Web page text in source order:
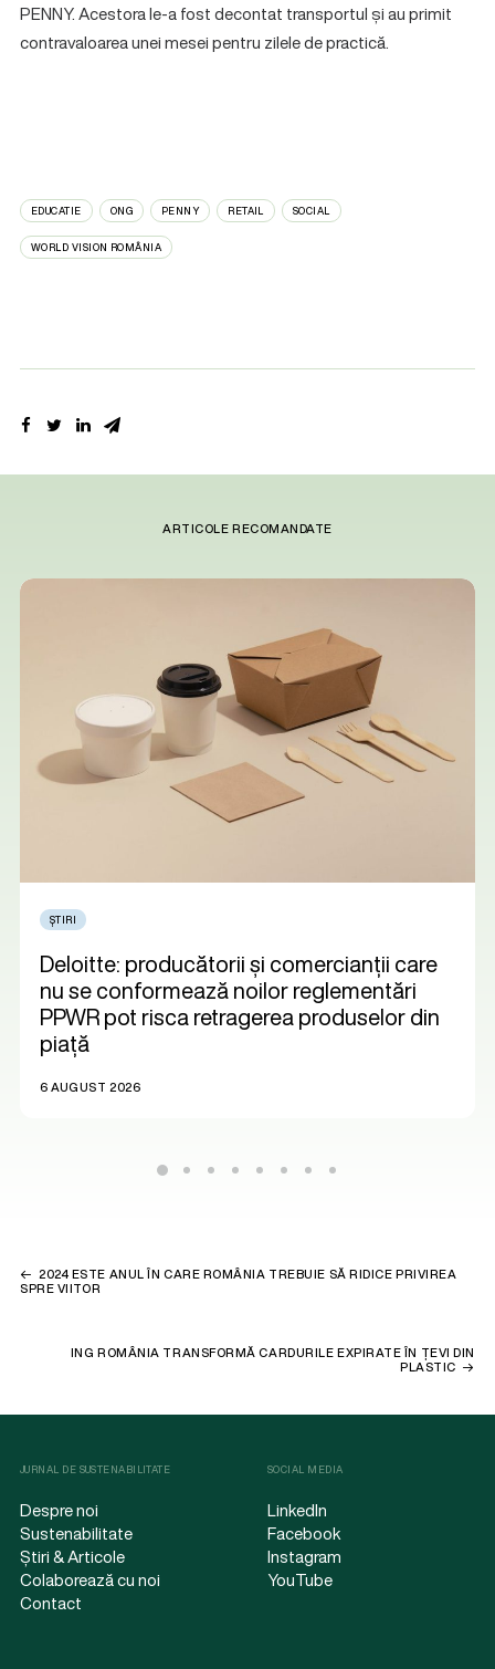
PENNY. Acestora le-a fost decontat transportul și au primit
contravaloarea unei mesei pentru zilele de practică.
EDUCATIE ONG PENNY RETAIL SOCIAL
WORLD VISION ROMÂNIA
ARTICOLE RECOMANDATE
ȘTIRI
Deloitte: producătorii și comercianții care
nu se conformează noilor reglementări
PPWR pot risca retragerea produselor din
piață
6 AUGUST 2026
2024 ESTE ANUL ÎN CARE ROMÂNIA TREBUIE SĂ RIDICE PRIVIREA
SPRE VIITOR
ING ROMÂNIA TRANSFORMĂ CARDURILE EXPIRATE ÎN ȚEVI DIN
PLASTIC
JURNAL DE SUSTENABILITATE
Despre noi
Sustenabilitate
Știri & Articole
Colaborează cu noi
Contact
SOCIAL MEDIA
LinkedIn
Facebook
Instagram
YouTube